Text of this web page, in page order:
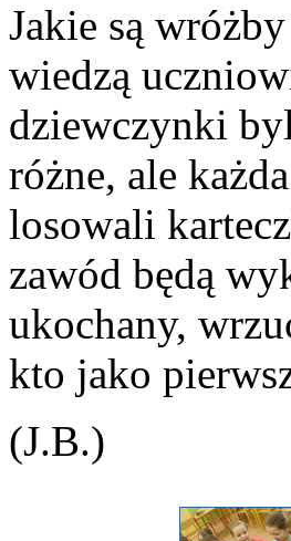
Jakie są
wiedzą
dziewczynki
różne, ale
losowali
zawód będą
ukochany,
kto jako
(J.B.)